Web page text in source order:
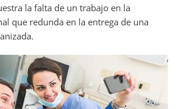
la falta de un trabajo en la
que redunda en la entrega de una